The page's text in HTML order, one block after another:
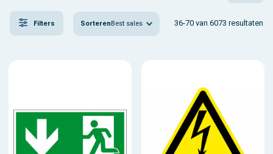
Filters SorterenBest sales 36-70 van 6073 resultaten